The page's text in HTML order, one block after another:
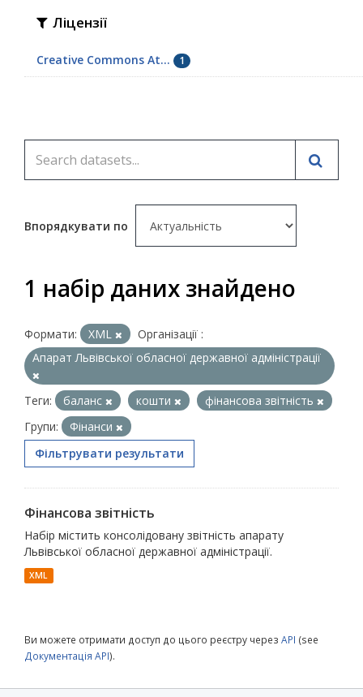
Ліцензії
Creative Commons At... 1
Впорядкувати по
1 набір даних знайдено
Формати: XML
Організації :
Апарат Львівської обласної державної адміністрації
Теги: баланс кошти
фінансова звітність
Групи:
Фінанси
Фільтрувати результати
Фінансова звітність
Набір містить консолідовану звітність апарату
Львівської обласної державної адміністрації.
XML
Ви можете отримати доступ до цього реєстру через API (see
Документація API).